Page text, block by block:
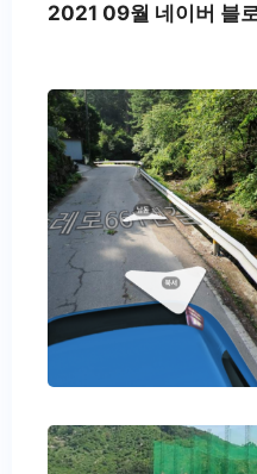
2021 09월 네이버 블